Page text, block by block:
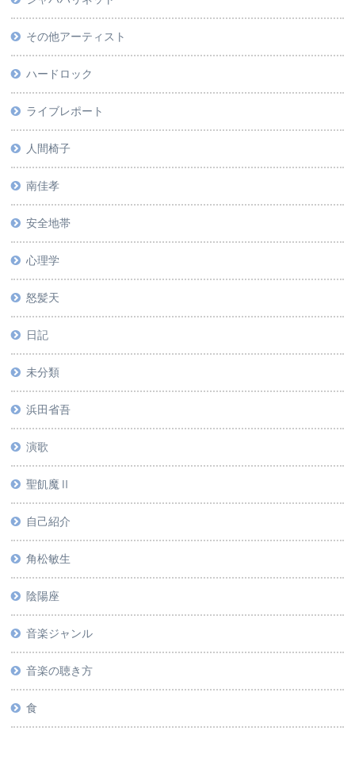
その他アーティスト
ハードロック
ライブレポート
人間椅子
南佳孝
安全地帯
心理学
怒髪天
日記
未分類
浜田省吾
演歌
聖飢魔Ⅱ
自己紹介
角松敏生
陰陽座
音楽ジャンル
音楽の聴き方
食